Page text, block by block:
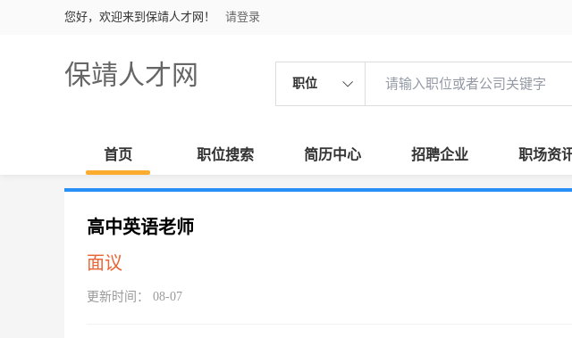
您好，欢迎来到保靖人才网！ 请登录
保靖人才网 职位
首页 职位搜索 简历中心 招聘企业 职场资
高中英语老师
面议
更新时间： 08-07